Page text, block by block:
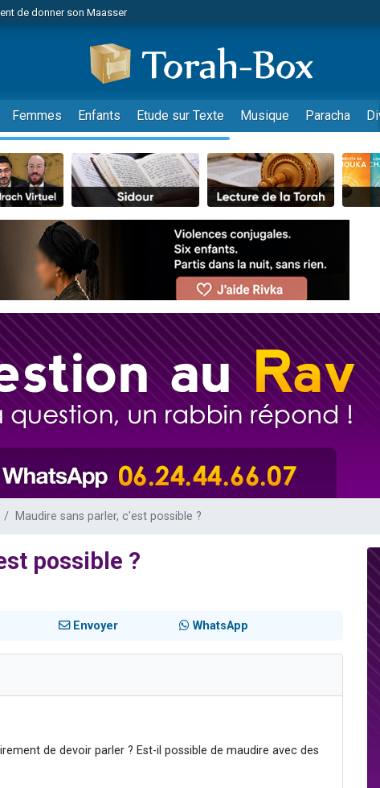
de donner son Maasser
viennent de faire un don pour Diane, 80 ans, dans un appartement
viennent de nous rejoindre sur WhatsApp
viennent de demander une bénédiction
musiques dans Torah-Box Music
viennent de faire un don pour Sauvez la jambe de Yohan
49 places pour étudier en groupe sur Zoom
viennent de nous rejoindre sur WhatsApp
viennent de nous rejoindre sur WhatsApp
viennent de nous rejoindre sur WhatsApp
musiques dans Torah-Box Music
viennent de faire un don pour Tsédaka : pauvres d'Israel
émission radio : Visions de grandeur n°104 : Le Chabbath et le Birkat Hamazone
viennent de demander une bénédiction
de donner son Maasser
vient de donner son Maasser
viennent de faire un don pour 5 enfants déjà orphelins risquent de perdre
viennent de nous rejoindre sur WhatsApp
Femmes Enfants Etude sur Texte Musique Paracha
Maudire sans parler, c'est possible ?
possible ?
Envoyer WhatsApp
de devoir parler ? Est-il possible de maudire avec des